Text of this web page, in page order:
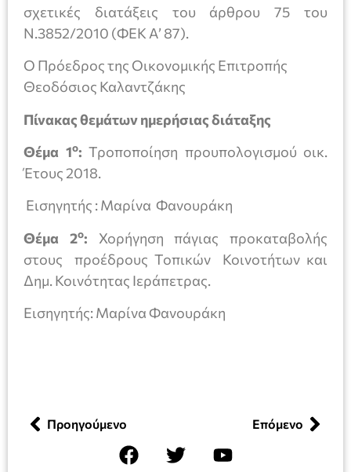
σχετικές διατάξεις του άρθρου 75 του
Ν.3852/2010 (ΦΕΚ Α’ 87).
Ο Πρόεδρος της Οικονομικής Επιτροπής
Θεοδόσιος Καλαντζάκης
Πίνακας θεμάτων ημερήσιας διάταξης
Θέμα 1ο: Τροποποίηση προυπολογισμού οικ.
Έτους 2018.
Εισηγητής : Μαρίνα Φανουράκη
Θέμα 2ο: Χορήγηση πάγιας προκαταβολής
στους προέδρους Τοπικών Κοινοτήτων και
Δημ. Κοινότητας Ιεράπετρας.
Εισηγητής: Μαρίνα Φανουράκη
Προηγούμενο Επόμενο